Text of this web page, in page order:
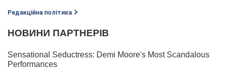
Редакційна політика